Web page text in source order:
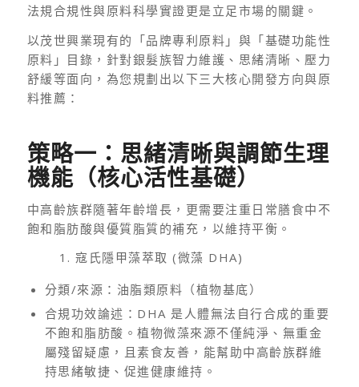
法規合規性與原料科學實證更是立足市場的關鍵。
以茂世興業現有的「品牌專利原料」與「基礎功能性
原料」目錄，針對銀髮族智力維護、思緒清晰、壓力
舒緩等面向，為您規劃出以下三大核心開發方向與原
料推薦：
策略一：思緒清晰與調節生理
機能（核心活性基礎）
中高齡族群隨著年齡增長，更需要注重日常膳食中不
飽和脂肪酸與優質脂質的補充，以維持平衡。
1. 寇氏隱甲藻萃取 (微藻 DHA)
分類/來源：油脂類原料（植物基底）
合規功效論述：DHA 是人體無法自行合成的重要
不飽和脂肪酸。植物微藻來源不僅純淨、無重金
屬殘留疑慮，且素食友善，能幫助中高齡族群維
持思緒敏捷、促進健康維持。